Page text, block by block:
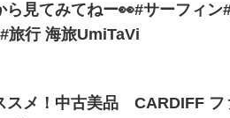
見てみてねー👀#サーフィン
旅行 海旅UmiTaVi
スメ！中古美品 CARDIFF